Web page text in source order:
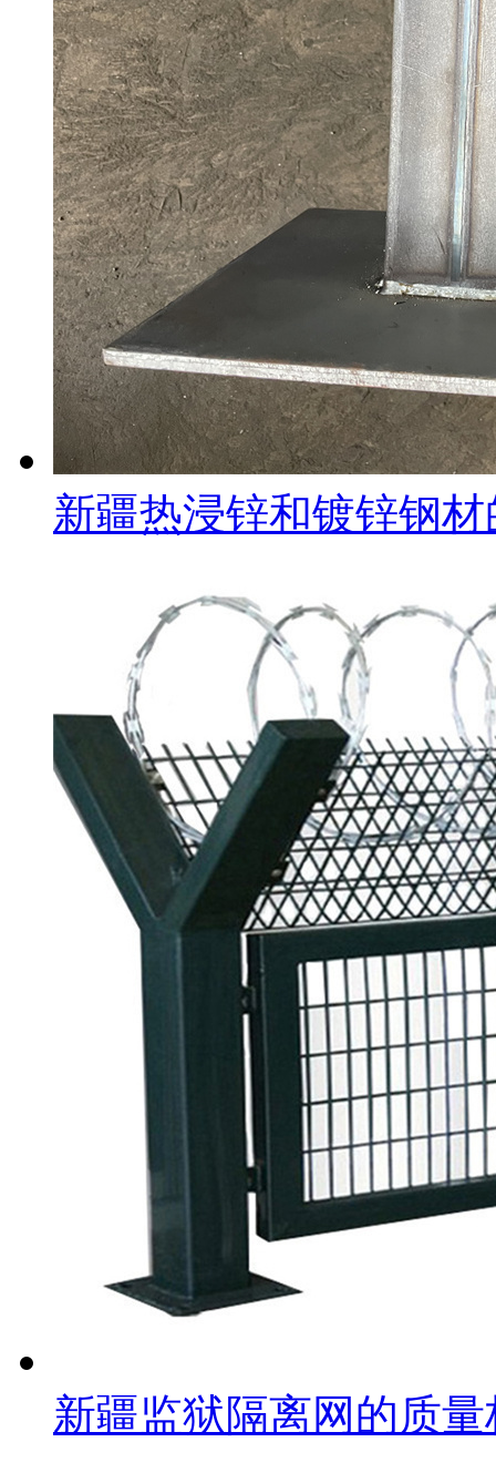
新疆热浸锌和镀锌钢
新疆监狱隔离网的质